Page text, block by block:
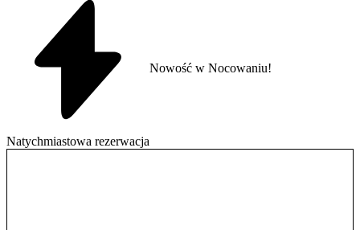
Natychmiastowa rezerwacja
Nowość w Nocowaniu!